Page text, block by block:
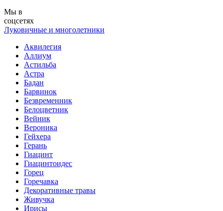
Мы в
соцсетях
Луковичные и многолетники
Аквилегия
Аллиум
Астильба
Астра
Бадан
Барвинок
Безвременник
Белоцветник
Вейник
Вероника
Гейхера
Герань
Гиацинт
Гиацинтоидес
Горец
Горечавка
Декоративные травы
Живучка
Ирисы